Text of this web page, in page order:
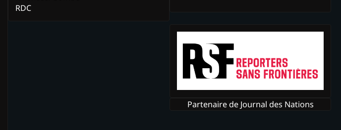
RDC
Partenaire de Journal des Nations